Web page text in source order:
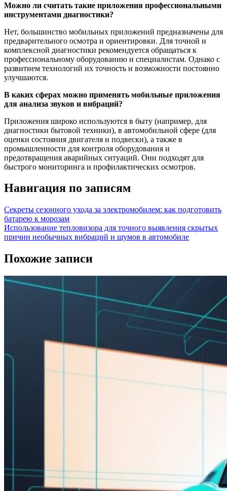
Можно ли считать такие приложения профессиональными
инструментами диагностики?
Нет, большинство мобильных приложений предназначены для
предварительного осмотра и ориентировки. Для точной и
комплексной диагностики рекомендуется обращаться к
профессиональному оборудованию и специалистам. Однако с
развитием технологий их точность и возможности постоянно
улучшаются.
В каких сферах можно применять мобильные приложения
для анализа звуков и вибраций?
Приложения широко используются в быту (например, для
диагностики бытовой техники), в автомобильной сфере (для
оценки состояния двигателя и подвески), а также в
промышленности для контроля оборудования и
предотвращения аварийных ситуаций. Они подходят для
быстрого мониторинга и профилактических осмотров.
Навигация по записям
Секреты сезонного ухода за электромобилем: как подготовить
батарею к морозам
Использование тепловизора для точного выявления скрытых
причин необычных вибраций и шумов в автомобиле
Похожие записи